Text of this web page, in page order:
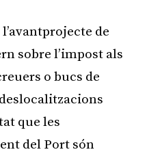
de
sobre l’impost als
o bucs de
que les
del Port són